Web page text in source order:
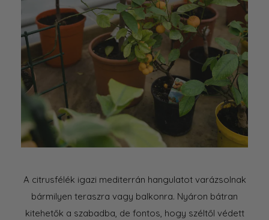
A citrusfélék igazi mediterrán hangulatot varázsolnak
bármilyen teraszra vagy balkonra. Nyáron bátran
kitehetők a szabadba, de fontos, hogy széltől védett